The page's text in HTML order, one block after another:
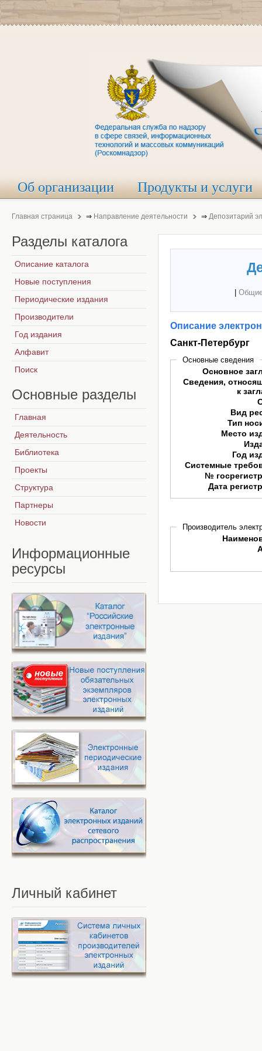
Об организации Продукты и услуги
Главная страница ⇒ Направление деятельности ⇒ Депозитарий
Описание
Санкт-Петербург
Основные сведения
Основное
Сведения,
к
Вид
Тип
Место
Год
Системные
№
Дата
Производитель
Разделы каталога
Описание каталога
Новые поступления
Периодические издания
Производители
Год издания
Алфавит
Поиск
Основные разделы
Главная
Деятельность
Библиотека
Проекты
Структура
Партнеры
Новости
Информационные
ресурсы
Личный кабинет